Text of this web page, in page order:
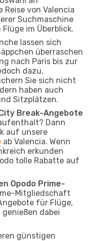
von Valencia
Suchmaschine
im Überblick.
lassen sich
überraschen
nach Paris bis zur
dazu,
Sie sich nicht
haben auch
Sitzplätzen.
Break-Angebote
Dann
auf unsere
ab Valencia. Wenn
erkunden
tolle Rabatte auf
Opodo Prime-
Mitgliedschaft
für Flüge,
dabei
günstigen